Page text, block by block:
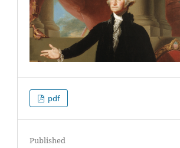
pdf
Published